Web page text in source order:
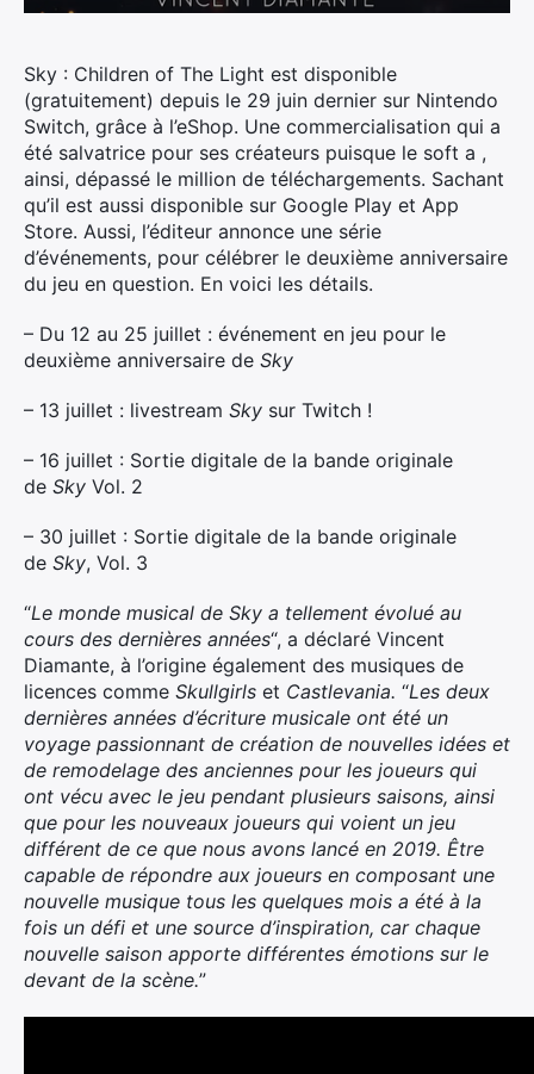
Sky : Children of The Light est disponible
(gratuitement) depuis le 29 juin dernier sur Nintendo
Switch, grâce à l’eShop. Une commercialisation qui a
été salvatrice pour ses créateurs puisque le soft a ,
ainsi, dépassé le million de téléchargements. Sachant
qu’il est aussi disponible sur Google Play et App
Store. Aussi, l’éditeur annonce une série
d’événements, pour célébrer le deuxième anniversaire
du jeu en question. En voici les détails.
– Du 12 au 25 juillet : événement en jeu pour le
deuxième anniversaire de Sky
– 13 juillet : livestream Sky sur Twitch !
– 16 juillet : Sortie digitale de la bande originale
de Sky Vol. 2
– 30 juillet : Sortie digitale de la bande originale
de Sky, Vol. 3
“Le monde musical de Sky a tellement évolué au
cours des dernières années“, a déclaré Vincent
Diamante, à l’origine également des musiques de
licences comme Skullgirls et Castlevania. “Les deux
dernières années d’écriture musicale ont été un
voyage passionnant de création de nouvelles idées et
de remodelage des anciennes pour les joueurs qui
ont vécu avec le jeu pendant plusieurs saisons, ainsi
que pour les nouveaux joueurs qui voient un jeu
différent de ce que nous avons lancé en 2019. Être
capable de répondre aux joueurs en composant une
nouvelle musique tous les quelques mois a été à la
fois un défi et une source d’inspiration, car chaque
nouvelle saison apporte différentes émotions sur le
devant de la scène.”